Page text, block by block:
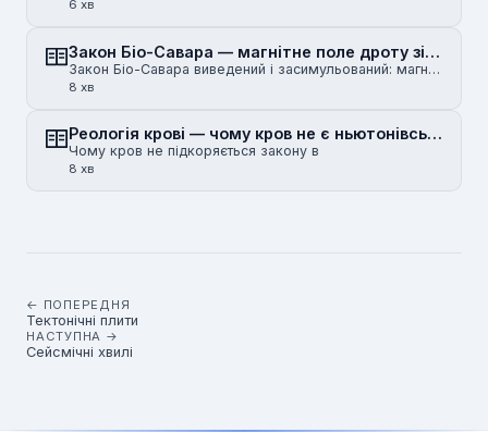
6 хв
Закон Біо-Савара — магнітне поле дроту зі струмом
Закон Біо-Савара виведений і засимульований: магнітне поле нескінченного прямого дроту, скінченного …
8 хв
Реологія крові — чому кров не є ньютонівською рідиною
Чому кров не підкоряється закону в
8 хв
← ПОПЕРЕДНЯ
Тектонічні плити
НАСТУПНА →
Сейсмічні хвилі